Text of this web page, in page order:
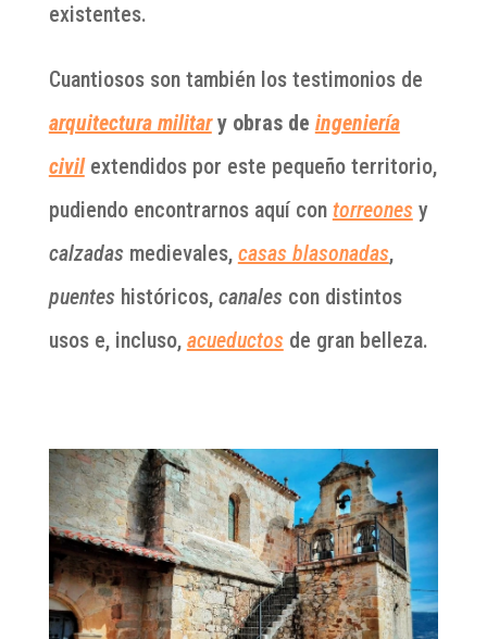
existentes.
Cuantiosos son también los testimonios de
arquitectura military obras de ingeniería
civilextendidos por este pequeño territorio,
pudiendo encontrarnos aquí con torreonesy
calzadasmedievales, casas blasonadas,
puenteshistóricos, canalescon distintos
usos e, incluso, acueductosde gran belleza.